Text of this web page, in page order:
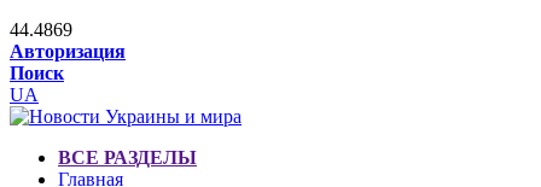
44.4869
Авторизация
Поиск
UA
ВСЕ РАЗДЕЛЫ
Главная